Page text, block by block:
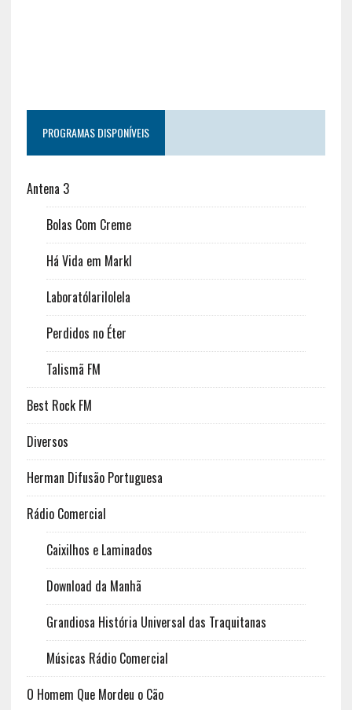
PROGRAMAS DISPONÍVEIS
Antena 3
Bolas Com Creme
Há Vida em Markl
Laboratólarilolela
Perdidos no Éter
Talismã FM
Best Rock FM
Diversos
Herman Difusão Portuguesa
Rádio Comercial
Caixilhos e Laminados
Download da Manhã
Grandiosa História Universal das Traquitanas
Músicas Rádio Comercial
O Homem Que Mordeu o Cão